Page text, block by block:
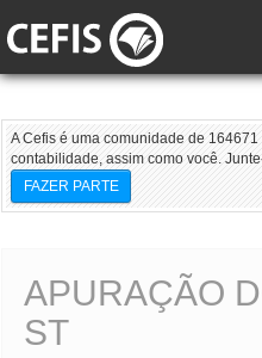
A Cefis é uma comunidade de
contabilidade, assim como você.
FAZER PARTE
APURAÇÃO
ST